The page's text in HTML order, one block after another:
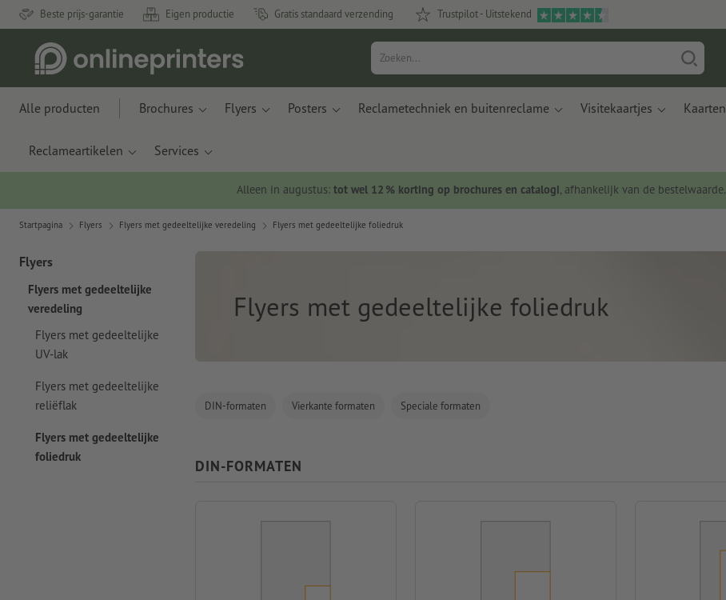
Beste prijs-garantie Eigen productie Gratis standaard verzending Trustpilot - Uitstekend
Alle producten Brochures Flyers Posters Reclametechniek en buitenreclame Visitekaartjes Kaarten
Reclameartikelen Services
Alleen in augustus: tot wel 12 % korting op brochures en catalogi, afhankelijk van de bestelwaarde.
Startpagina Flyers Flyers met gedeeltelijke veredeling Flyers met gedeeltelijke foliedruk
Flyers
Flyers met gedeeltelijke
veredeling
Flyers met gedeeltelijke
UV-lak
Flyers met gedeeltelijke
reliëflak
Flyers met gedeeltelijke
foliedruk
Flyers met gedeeltelijke foliedruk
DIN-formaten Vierkante formaten Speciale formaten
DIN-FORMATEN